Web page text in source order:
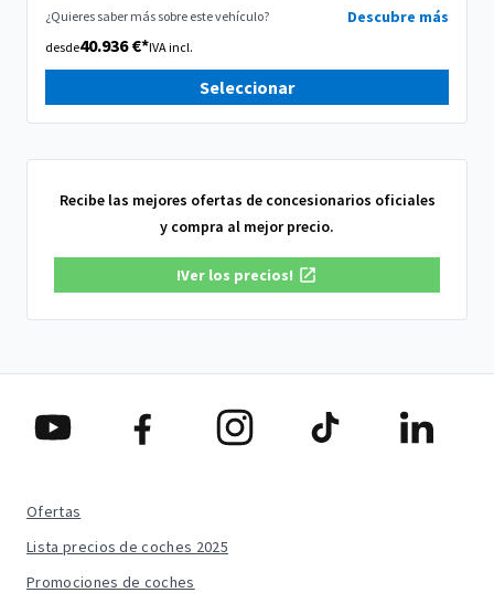
¿Quieres saber más sobre este vehículo? Descubre más
desde40.936 €*IVA incl.
Seleccionar
Recibe las mejores ofertas de concesionarios oficiales
y compra al mejor precio.
!Ver los precios!
Ofertas
Lista precios de coches 2025
Promociones de coches